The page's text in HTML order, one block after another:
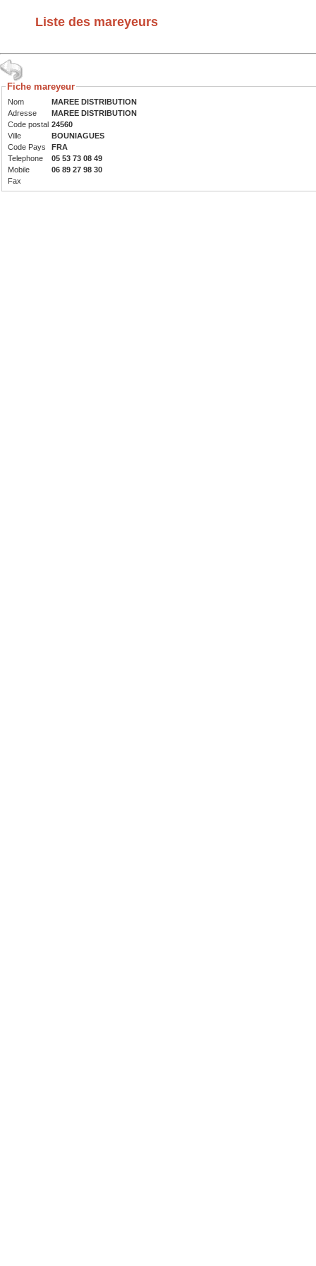
Liste des mareyeurs
Fiche mareyeur
Nom
MAREE DISTRIBUTION
Adresse
MAREE DISTRIBUTION
Code postal 24560
Ville
BOUNIAGUES
Code Pays
FRA
Telephone
05 53 73 08 49
Mobile
06 89 27 98 30
Fax